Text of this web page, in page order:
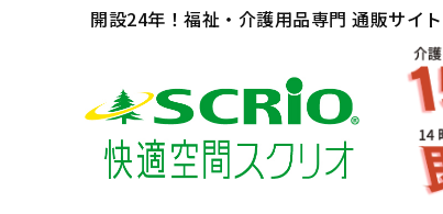
開設24年！福祉・介護用品専門 通販サイト